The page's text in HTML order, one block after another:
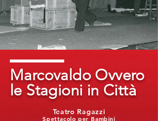
Marcovaldo Ovvero
le Stagioni in Città
Spettacolo per Bambini
Teatro Ragazzi